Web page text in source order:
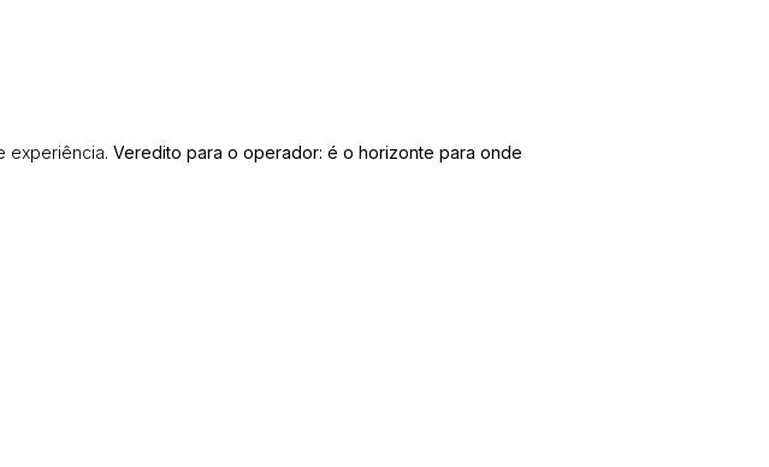
experiência. Veredito para o operador: é o horizonte para onde